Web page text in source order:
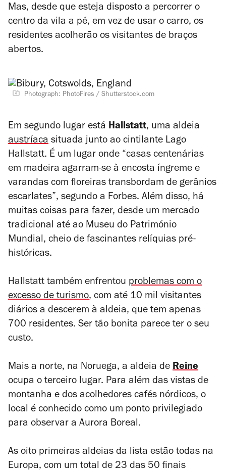
Mas, desde que esteja disposto a percorrer o
centro da vila a pé, em vez de usar o carro, os
residentes acolherão os visitantes de braços
abertos.
Photograph: PhotoFires / Shutterstock.com
Em segundo lugar está Hallstatt, uma aldeia
austríaca situada junto ao cintilante Lago
Hallstatt. É um lugar onde “casas centenárias
em madeira agarram-se à encosta íngreme e
varandas com floreiras transbordam de gerânios
escarlates”, segundo a Forbes. Além disso, há
muitas coisas para fazer, desde um mercado
tradicional até ao Museu do Património
Mundial, cheio de fascinantes relíquias pré-
históricas.
Hallstatt também enfrentou problemas com o
excesso de turismo, com até 10 mil visitantes
diários a descerem à aldeia, que tem apenas
700 residentes. Ser tão bonita parece ter o seu
custo.
Mais a norte, na Noruega, a aldeia de Reine
ocupa o terceiro lugar. Para além das vistas de
montanha e dos acolhedores cafés nórdicos, o
local é conhecido como um ponto privilegiado
para observar a Aurora Boreal.
As oito primeiras aldeias da lista estão todas na
Europa, com um total de 23 das 50 finais